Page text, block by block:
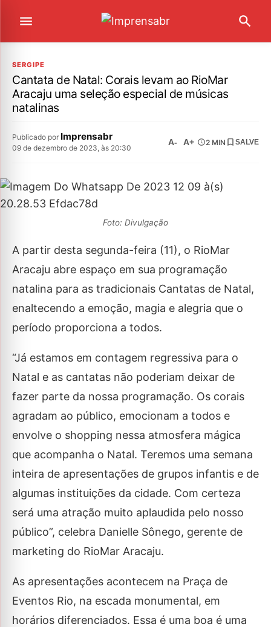
SERGIPE
Cantata de Natal: Corais levam ao RioMar
Aracaju uma seleção especial de músicas
natalinas
Publicado por Imprensabr
09 de dezembro de 2023, às 20:30
A- A+ 2 MIN SALVE
Foto: Divulgação
A partir desta segunda-feira (11), o RioMar
Aracaju abre espaço em sua programação
natalina para as tradicionais Cantatas de Natal,
enaltecendo a emoção, magia e alegria que o
período proporciona a todos.
“Já estamos em contagem regressiva para o
Natal e as cantatas não poderiam deixar de
fazer parte da nossa programação. Os corais
agradam ao público, emocionam a todos e
envolve o shopping nessa atmosfera mágica
que acompanha o Natal. Teremos uma semana
inteira de apresentações de grupos infantis e de
algumas instituições da cidade. Com certeza
será uma atração muito aplaudida pelo nosso
público”, celebra Danielle Sônego, gerente de
marketing do RioMar Aracaju.
As apresentações acontecem na Praça de
Eventos Rio, na escada monumental, em
horários diferenciados. Essa é uma boa é uma